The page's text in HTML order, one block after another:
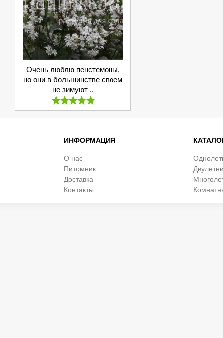
Очень люблю пенстемоны,
но они в большинстве своем
не зимуют ..
ИНФОРМАЦИЯ
О нас
Питомник
Доставка
Контакты